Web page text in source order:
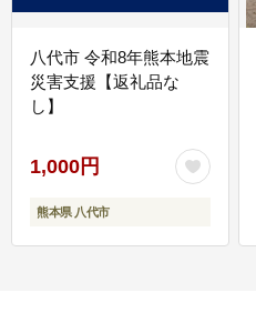
八代市 令和8年熊本地震
災害支援【返礼品な
し】
1,000円
熊本県 八代市